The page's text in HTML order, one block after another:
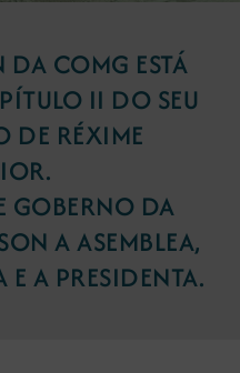
COMG ESTÁ
II DO SEU
DE RÉXIME
GOBERNO DA
A ASEMBLEA,
A PRESIDENTA.